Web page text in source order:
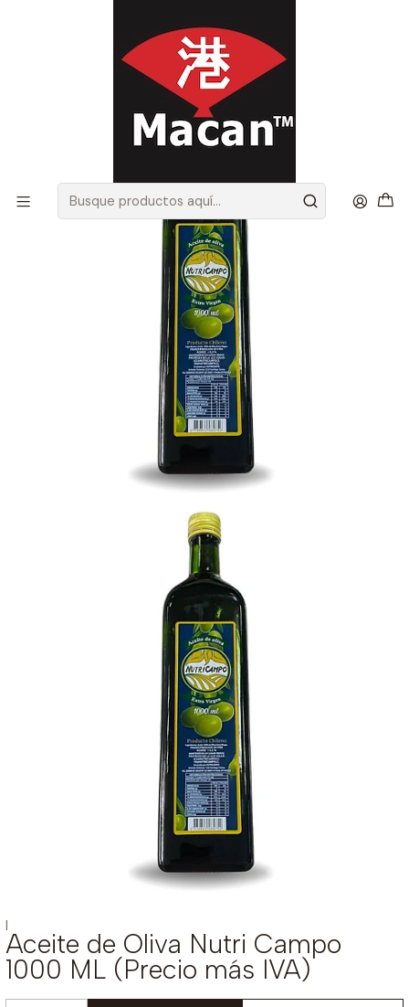
Aceite de Oliva Nutri Campo 1000 ML (Precio más IVA)
|
Aceite de Oliva Nutri Campo
1000 ML (Precio más IVA)